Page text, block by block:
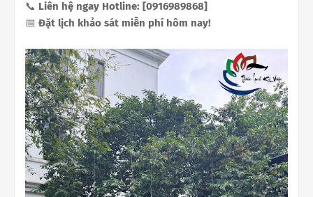
📞 Liên hệ ngay Hotline: [0916989868]
📅 Đặt lịch khảo sát miễn phí hôm nay!